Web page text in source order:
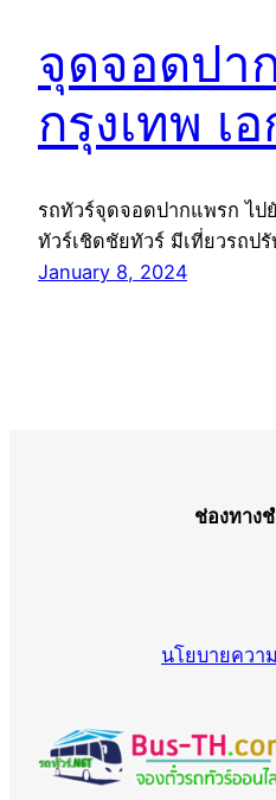
จุดจอดปา
กรุงเทพ เ
รถทัวร์จุดจอดปากแพรก ไป
ทัวร์เชิดชัยทัวร์ มีเที่ยวรถป
January 8, 2024
ช่องทาง
นโยบายควา